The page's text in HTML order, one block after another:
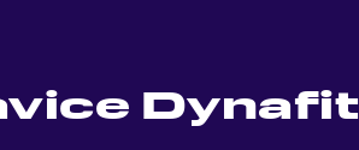
Dynafit